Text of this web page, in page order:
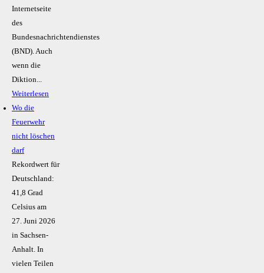
Internetseite
des
Bundesnachrichtendienstes
(BND). Auch
wenn die
Diktion...
Weiterlesen
Wo die
Feuerwehr
nicht löschen
darf
Rekordwert für
Deutschland:
41,8 Grad
Celsius am
27. Juni 2026
in Sachsen-
Anhalt. In
vielen Teilen